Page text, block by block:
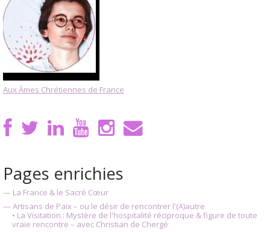
Aux Âmes Chrétiennes de France
Pages enrichies
— La France & le Sacré Cœur
— Artisans de Paix – ou le désir de rencontrer l'(A)autre
• La Visitation : Mystère de l'hospitalité réciproque & figure de toute
vraie rencontre – avec Christian de Chergé